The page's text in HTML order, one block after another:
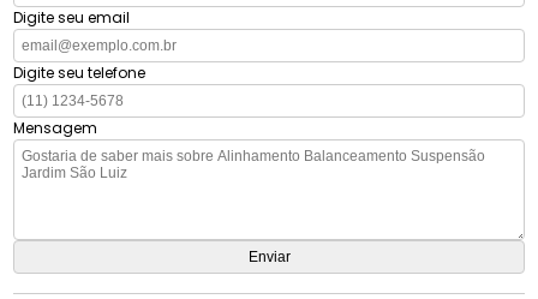
Digite seu email
Digite seu telefone
Mensagem